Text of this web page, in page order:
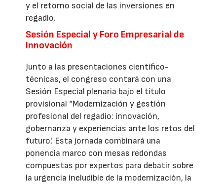
y el retorno social de las inversiones en
regadío.
Sesión Especial y Foro Empresarial de
Innovación
Junto a las presentaciones científico-
técnicas, el congreso contará con una
Sesión Especial plenaria bajo el título
provisional “Modernización y gestión
profesional del regadío: innovación,
gobernanza y experiencias ante los retos del
futuro'. Esta jornada combinará una
ponencia marco con mesas redondas
compuestas por expertos para debatir sobre
la urgencia ineludible de la modernización, la